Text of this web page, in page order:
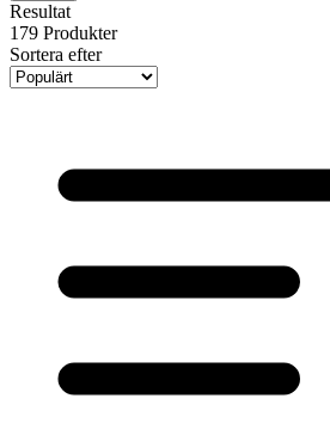
Resultat
179 Produkter
Sortera efter